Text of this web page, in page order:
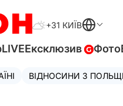
+31 КИЇВ
LIVEЕксклюзив Фото
ВІДНОСИНИ З